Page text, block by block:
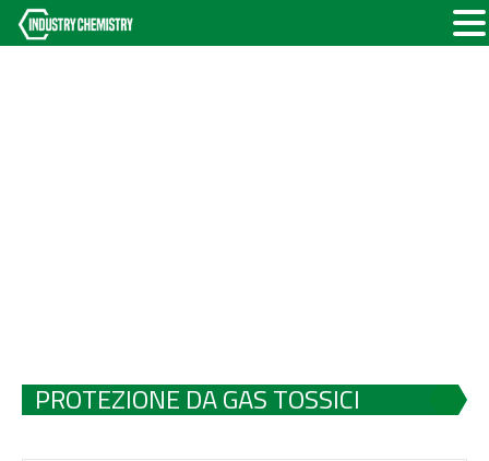
PROTEZIONE DA GAS TOSSICI
INDUSTRIALI